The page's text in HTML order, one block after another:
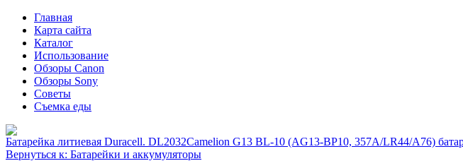
Главная
Карта сайта
Каталог
Использование
Обзоры Canon
Обзоры Sony
Советы
Съемка еды
Батарейка литиевая Duracell. DL2032Camelion G13 BL-10 (AG13-BP10, 357A/LR44/A76)
Вернуться к: Батарейки и аккумуляторы